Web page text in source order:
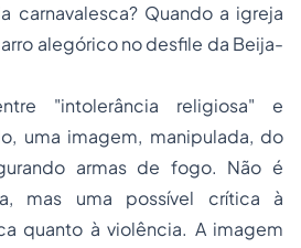
carnavalesca? Quando a igreja
alegórico no desfile da Beija-
"intolerância religiosa" e
uma imagem, manipulada, do
armas de fogo. Não é
mas uma possível crítica à
quanto à violência. A imagem